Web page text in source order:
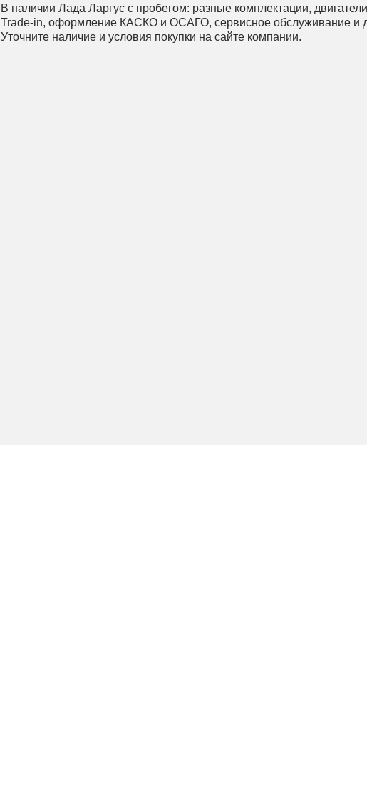
В наличии Лада Ларгус с пробегом: разные комплектации,
Trade-in, оформление КАСКО и ОСАГО, сервисное обслуживание и
Уточните наличие и условия покупки на сайте компании.